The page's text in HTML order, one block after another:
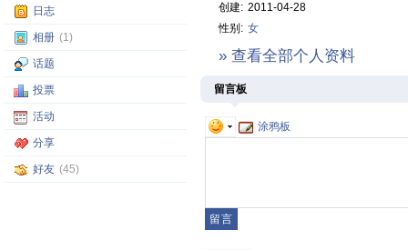
日志
相册 (1)
话题
投票
活动
分享
好友 (45)
创建: 2011-04-28
性别: 女
» 查看全部个人资料
留言板
涂鸦板